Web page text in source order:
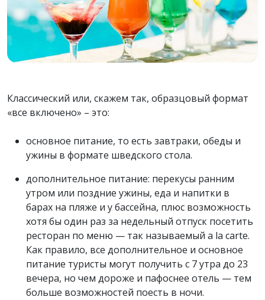
Классический или, скажем так, образцовый формат
«все включено» – это:
основное питание, то есть завтраки, обеды и
ужины в формате шведского стола.
дополнительное питание: перекусы ранним
утром или поздние ужины, еда и напитки в
барах на пляже и у бассейна, плюс возможность
хотя бы один раз за недельный отпуск посетить
ресторан по меню — так называемый a la carte.
Как правило, все дополнительное и основное
питание туристы могут получить с 7 утра до 23
вечера, но чем дороже и пафоснее отель — тем
больше возможностей поесть в ночи.